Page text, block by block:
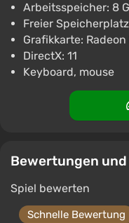
Arbeitsspeicher: 8
Freier
Grafikkarte: Radeon
DirectX: 11
Keyboard, mouse
Bewertungen und
Spiel bewerten
Schnelle Bewertung